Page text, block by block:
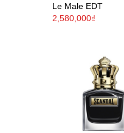
Le Male EDT
2,580,000₫